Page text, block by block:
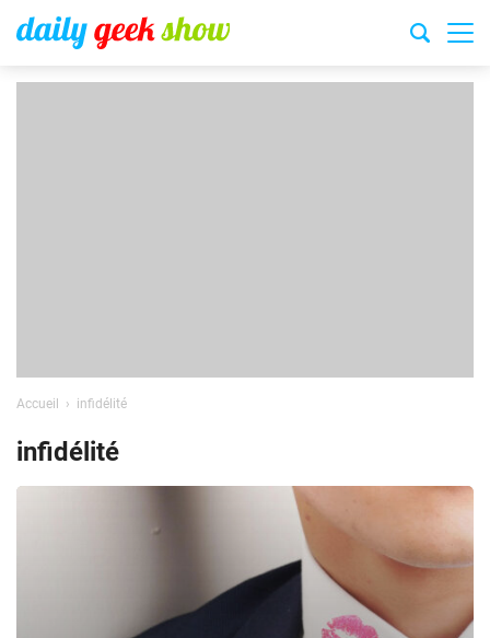
Accueil infidélité
infidélité